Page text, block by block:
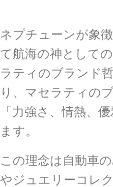
ネプチューンが象
て航海の神として
ラティのブランド
り、マセラティの
「力強さ、情熱、
ます。
この理念は自動車
やジュエリーコレ